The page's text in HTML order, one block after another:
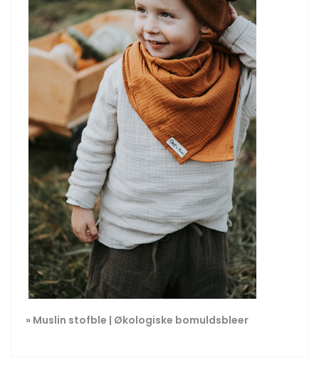
» Muslin stofble | Økologiske bomuldsbleer